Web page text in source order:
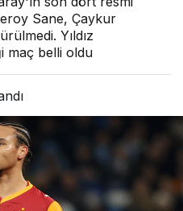
Sane, Çaykur
Yıldız
maç belli oldu